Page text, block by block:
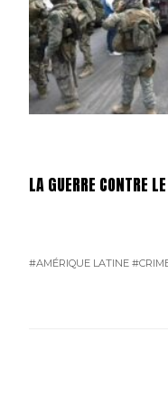
LA GUERRE CONTRE
#AMÉRIQUE LATINE